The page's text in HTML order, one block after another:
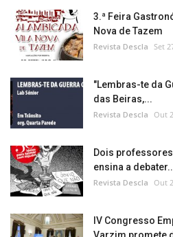
3.ª Feira
Nova de Tazem
Revista Descla Set
"Lembras-te da
das Beiras,...
Revista Descla Out
Dois
ensina a
Revista Descla Out
IV Congresso
Varzim promete